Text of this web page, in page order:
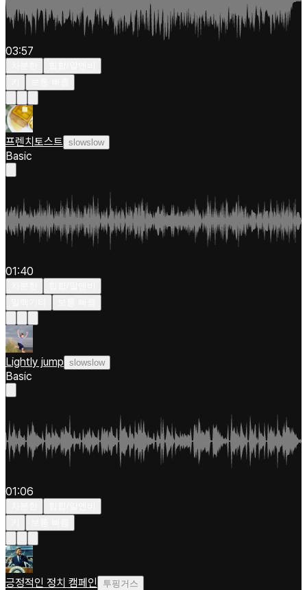
03:57
프렌치토스트 slowslow
Basic
01:40
Lightly jump slowslow
Basic
01:06
긍정적인 정치 캠페인 투핑거스